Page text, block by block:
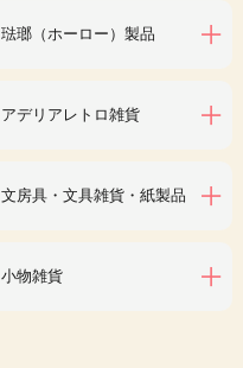
琺瑯（ホーロー）製品
アデリアレトロ雑貨
文房具・文具雑貨・紙製品
小物雑貨